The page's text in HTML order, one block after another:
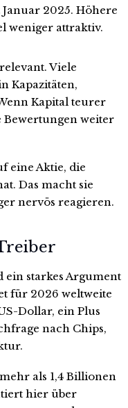
2025. Höhere
weniger attraktiv.
Viele
Kapazitäten,
Kapital teurer
Bewertungen weiter
eine Aktie, die
Das macht sie
nervös reagieren.
starkes Argument
für 2026 weltweite
Dollar, ein Plus
nach Chips,
als 1,4 Billionen
hier über